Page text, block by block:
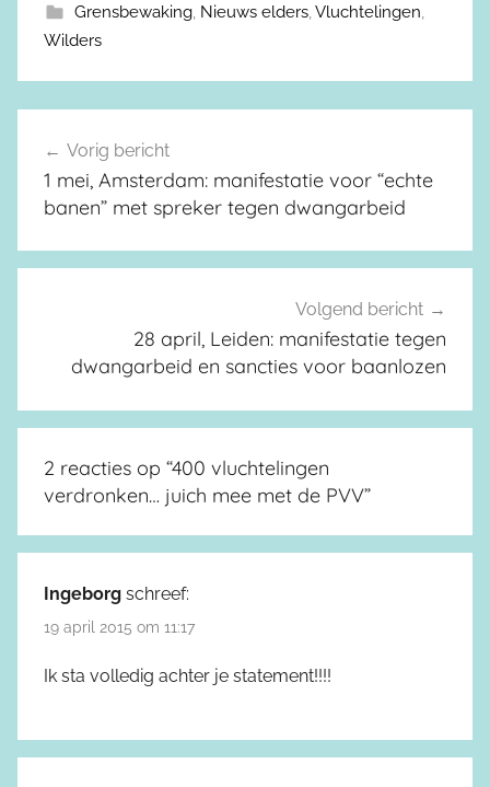
Grensbewaking, Nieuws elders,Vluchtelingen,
Wilders
Berichtnavigatie
Vorig bericht
1 mei, Amsterdam: manifestatie voor “echte
banen” met spreker tegen dwangarbeid
Volgend bericht
28 april, Leiden: manifestatie tegen
dwangarbeid en sancties voor baanlozen
2 reacties op “400 vluchtelingen
verdronken… juich mee met de PVV”
Ingeborg schreef:
19 april 2015 om 11:17
Ik sta volledig achter je statement!!!!